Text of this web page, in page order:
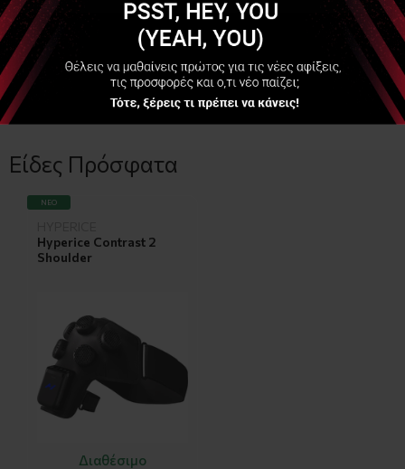
TSA-friendly για ταξίδια
Συμβατότητα για δεξί/αριστερό μέλος
Συμπεριλαμβάνει 2 extra εξαρτήματα για επέκταση του
μεγέθους, ώστε να ταιριάζει σε κάθε σώμα.
Είδες Πρόσφατα
Hyperice Contrast 2
Shoulder
Διαθέσιμο
ΝΈΟ